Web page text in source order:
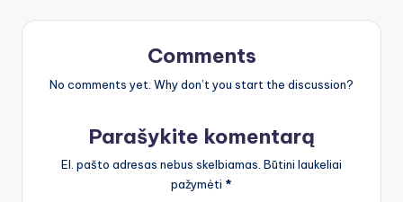
Comments
No comments yet. Why don’t you start the discussion?
Parašykite komentarą
El. pašto adresas nebus skelbiamas. Būtini laukeliai
pažymėti *